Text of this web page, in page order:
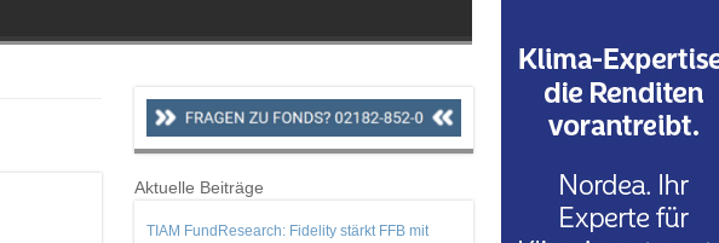
Aktuelle Beiträge
TIAM FundResearch: Fidelity stärkt FFB mit